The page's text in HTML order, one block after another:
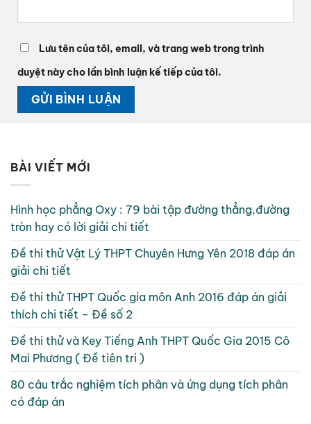
Lưu tên của tôi, email, và trang web trong trình
duyệt này cho lần bình luận kế tiếp của tôi.
BÀI VIẾT MỚI
Hình học phẳng Oxy : 79 bài tập đường thẳng,đường
tròn hay có lời giải chi tiết
Đề thi thử Vật Lý THPT Chuyên Hưng Yên 2018 đáp án
giải chi tiết
Đề thi thử THPT Quốc gia môn Anh 2016 đáp án giải
thích chi tiết – Đề số 2
Đề thi thử và Key Tiếng Anh THPT Quốc Gia 2015 Cô
Mai Phương ( Đề tiên tri )
80 câu trắc nghiệm tích phân và ứng dụng tích phân
có đáp án